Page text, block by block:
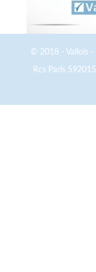
© 2018 - Vallois -
Rcs Paris